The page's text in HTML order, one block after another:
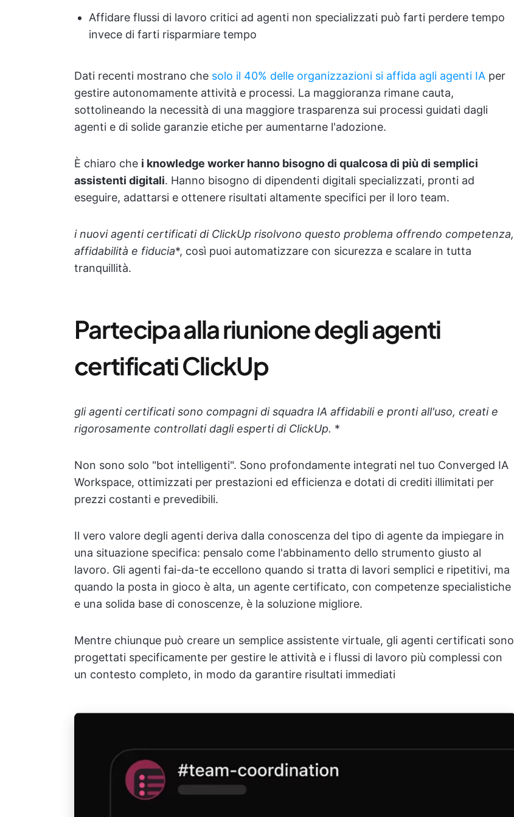
Affidare flussi di lavoro critici ad agenti non specializzati può farti perdere tempo
invece di farti risparmiare tempo
Dati recenti mostrano che solo il 40% delle organizzazioni si affida agli agenti IA per
gestire autonomamente attività e processi. La maggioranza rimane cauta,
sottolineando la necessità di una maggiore trasparenza sui processi guidati dagli
agenti e di solide garanzie etiche per aumentarne l'adozione.
È chiaro che i knowledge worker hanno bisogno di qualcosa di più di semplici
assistenti digitali. Hanno bisogno di dipendenti digitali specializzati, pronti ad
eseguire, adattarsi e ottenere risultati altamente specifici per il loro team.
i nuovi agenti certificati di ClickUp risolvono questo problema offrendo competenza,
affidabilità e fiducia*, così puoi automatizzare con sicurezza e scalare in tutta
tranquillità.
Partecipa alla riunione degli agenti
certificati ClickUp
gli agenti certificati sono compagni di squadra IA affidabili e pronti all'uso, creati e
rigorosamente controllati dagli esperti di ClickUp. *
Non sono solo "bot intelligenti". Sono profondamente integrati nel tuo Converged IA
Workspace, ottimizzati per prestazioni ed efficienza e dotati di crediti illimitati per
prezzi costanti e prevedibili.
Il vero valore degli agenti deriva dalla conoscenza del tipo di agente da impiegare in
una situazione specifica: pensalo come l'abbinamento dello strumento giusto al
lavoro. Gli agenti fai-da-te eccellono quando si tratta di lavori semplici e ripetitivi, ma
quando la posta in gioco è alta, un agente certificato, con competenze specialistiche
e una solida base di conoscenze, è la soluzione migliore.
Mentre chiunque può creare un semplice assistente virtuale, gli agenti certificati sono
progettati specificamente per gestire le attività e i flussi di lavoro più complessi con
un contesto completo, in modo da garantire risultati immediati